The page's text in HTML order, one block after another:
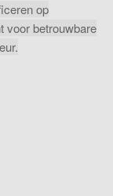
op
voor betrouwbare